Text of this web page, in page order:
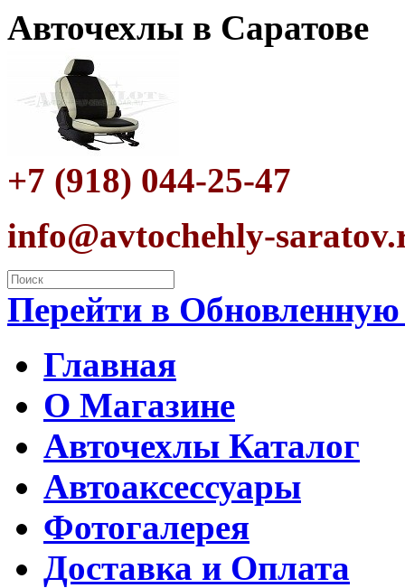
Авточехлы в Саратове
+7 (918) 044-25-47
info@avtochehly-
Перейти в
Главная
О Магазине
Авточехлы Каталог
Автоаксессуары
Фотогалерея
Доставка и Оплата